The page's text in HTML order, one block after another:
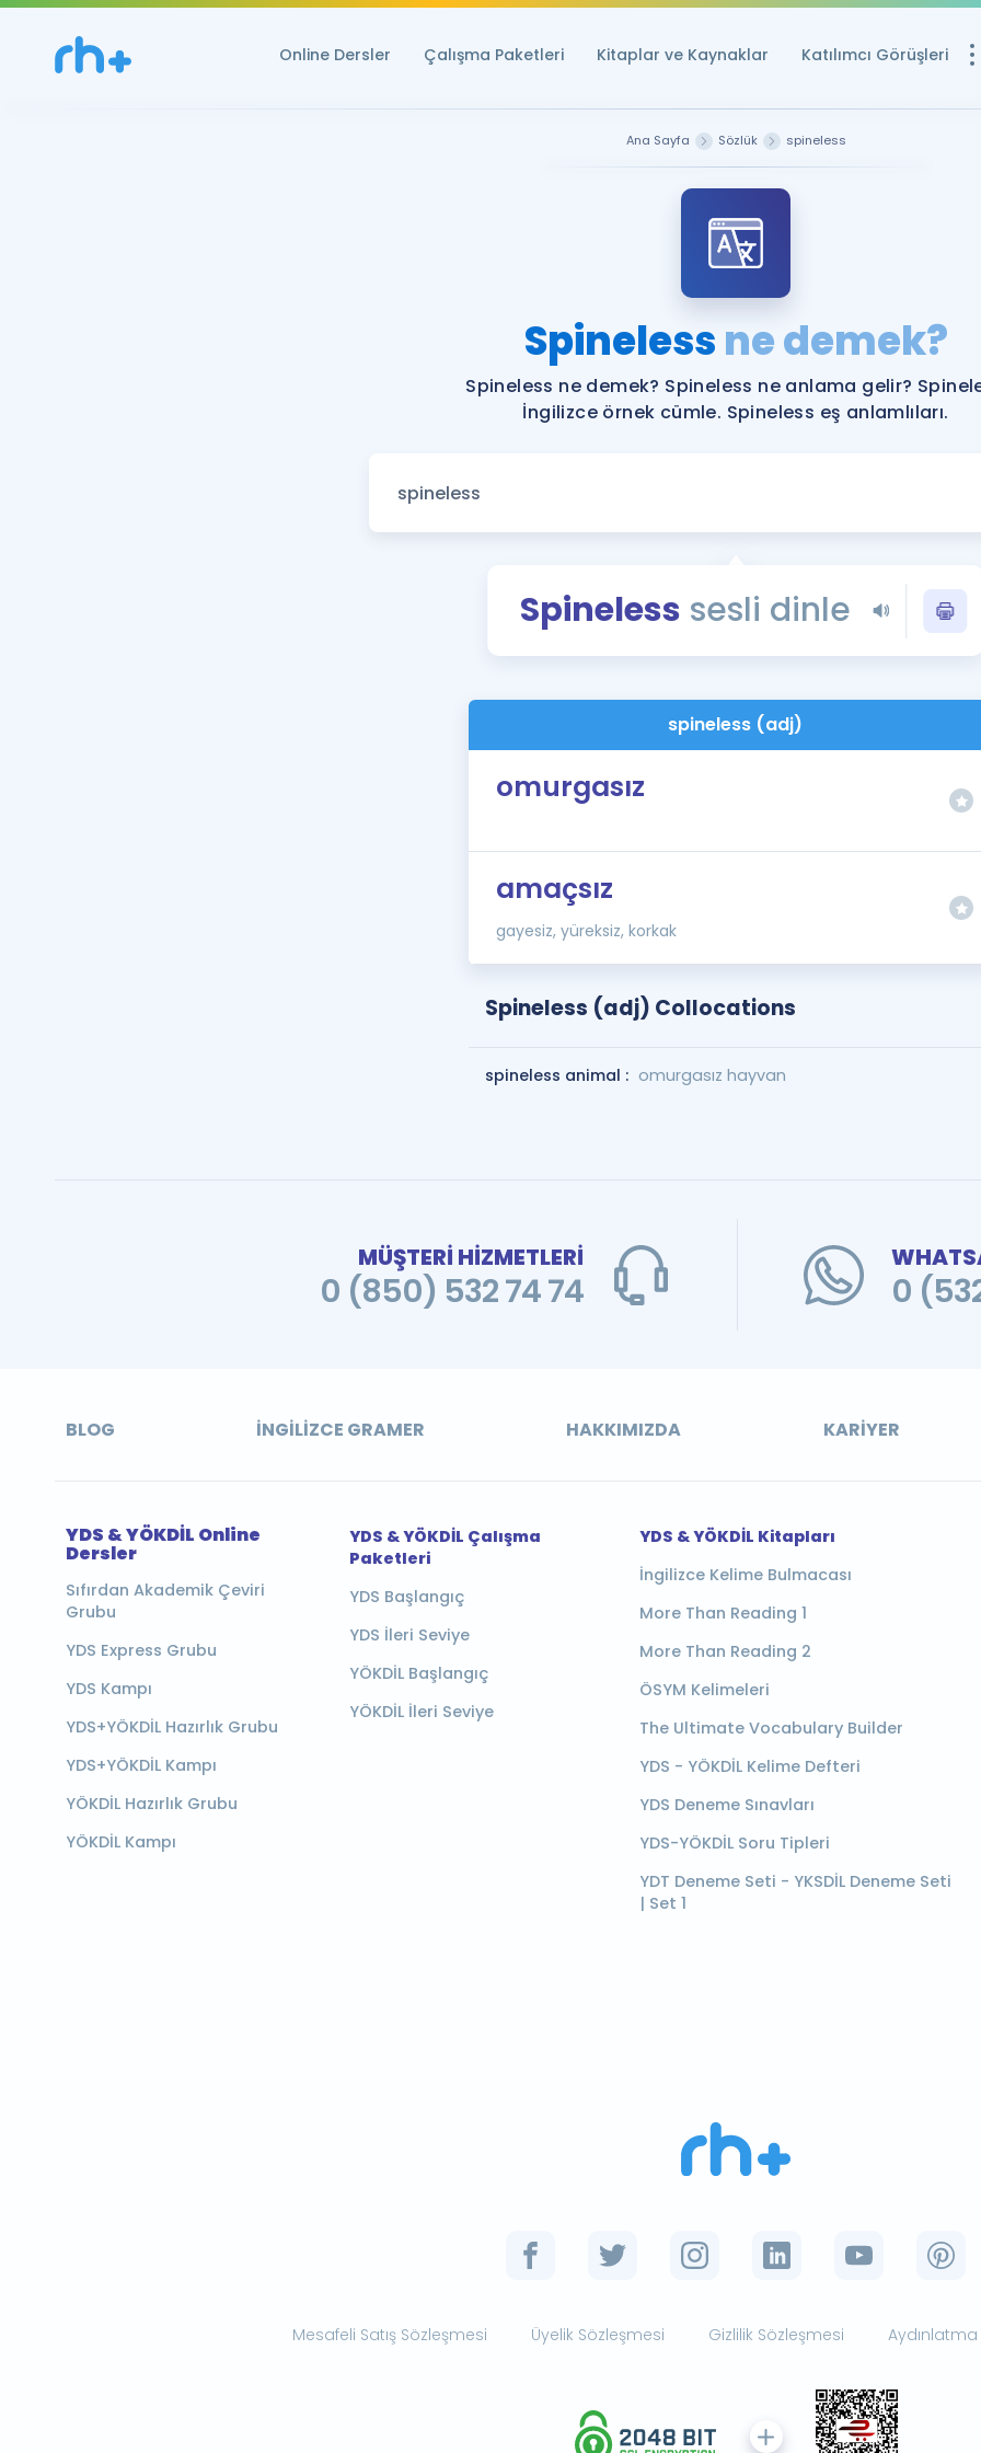
Online Dersler Çalışma Paketleri Kitaplar ve Kaynaklar Katılımcı Görüşleri
YDS ve YÖKDİL
YDS ve YÖKDİL'e
Tüm ÖSYM
YDS - YÖKDİL
İngilizce Gramer
Ana Sayfa Sözlük spineless
Spinelessne demek?
Spineless ne demek? Spineless ne anlama gelir?
İngilizce örnek cümle. Spineless eş anlamlıları.
Spineless sesli dinle
spineless (adj)
omurgasız
amaçsız
gayesiz, yüreksiz, korkak
Spineless (adj) Collocations
spineless animal : omurgasız hayvan
MÜŞTERİ HİZMETLERİ
0 (850) 532 74 74 0
BLOG İNGILIZCE GRAMER HAKKIMIZDA KARIYER
YDS & YÖKDİL Online
Dersler
Sıfırdan Akademik Çeviri
Grubu
YDS Express Grubu
YDS Kampı
YDS+YÖKDİL Hazırlık Grubu
YDS+YÖKDİL Kampı
YÖKDİL Hazırlık Grubu
YÖKDİL Kampı
YDS & YÖKDİL Çalışma
Paketleri
YDS Başlangıç
YDS İleri Seviye
YÖKDİL Başlangıç
YÖKDİL İleri Seviye
YDS & YÖKDİL Kitapları
İngilizce Kelime Bulmacası
More Than Reading 1
More Than Reading 2
ÖSYM Kelimeleri
The Ultimate Vocabulary Builder
YDS - YÖKDİL Kelime Defteri
YDS Deneme Sınavları
YDS-YÖKDİL Soru Tipleri
YDT Deneme Seti - YKSDİL Deneme Seti
| Set 1
Mesafeli Satış Sözleşmesi Üyelik Sözleşmesi Gizlilik Sözleşmesi